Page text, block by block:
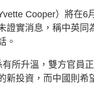
Cooper）將在6
證實消息，稱中英同
。
所升溫，雙方官員
新投資，而中國則